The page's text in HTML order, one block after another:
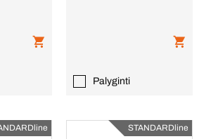
Palyginti
STANDARDline